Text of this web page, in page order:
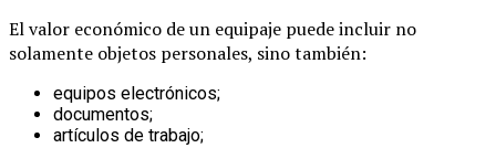
El valor económico de un equipaje puede incluir no
solamente objetos personales, sino también:
equipos electrónicos;
documentos;
artículos de trabajo;